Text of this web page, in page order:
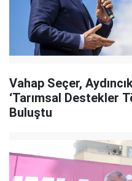
Vahap Seçer,
‘Tarımsal Destekler
Buluştu